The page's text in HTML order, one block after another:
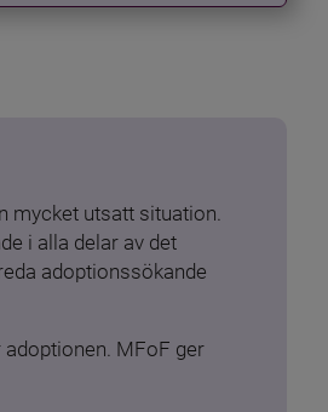
mycket utsatt situation.
i alla delar av det
adoptionssökande
MFoF ger